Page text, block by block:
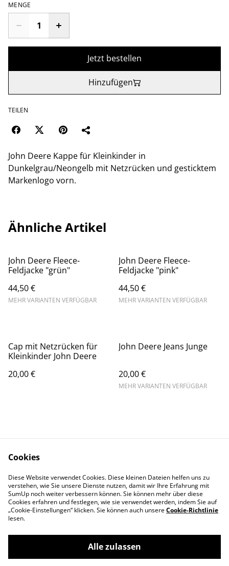
MENGE
Jetzt bestellen
Hinzufügen
TEILEN
John Deere Kappe für Kleinkinder in
Dunkelgrau/Neongelb mit Netzrücken und gesticktem
Markenlogo vorn.
Ähnliche Artikel
John Deere Fleece-
Feldjacke "grün"
44,50 €
MEHR VARIANTEN VERFÜGBAR
John Deere Fleece-
Feldjacke "pink"
44,50 €
MEHR VARIANTEN VERFÜGBAR
Cap mit Netzrücken für
Kleinkinder John Deere
20,00 €
John Deere Jeans Junge
20,00 €
MEHR VARIANTEN VERFÜGBAR
Bestimmungen
Datenschutzbestimm
ungen von SumUp
Cookie-Richtlinie
Cookies
Diese Website verwendet Cookies. Diese kleinen Dateien helfen uns zu
verstehen, wie Sie unsere Dienste nutzen, damit wir Ihre Erfahrung mit
SumUp noch weiter verbessern können. Sie können mehr über diese
Cookies erfahren und festlegen, wie sie verwendet werden, indem Sie auf
„Cookie-Einstellungen“ klicken. Sie können auch unsereCookie-Richtlinie
lesen.
Alle zulassen